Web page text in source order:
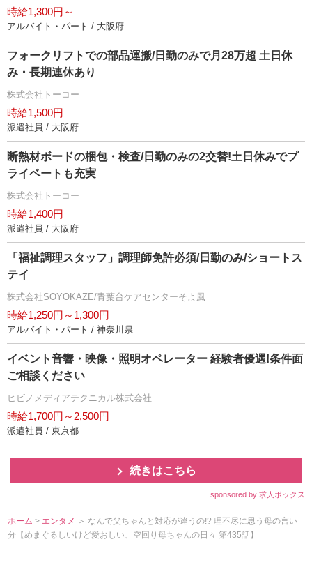
時給1,300円～
アルバイト・パート / 大阪府
フォークリフトでの部品運搬/日勤のみで月28万超 土日休
み・長期連休あり
株式会社トーコー
時給1,500円
派遣社員 / 大阪府
断熱材ボードの梱包・検査/日勤のみの2交替!土日休みでプ
ライベートも充実
株式会社トーコー
時給1,400円
派遣社員 / 大阪府
「福祉調理スタッフ」調理師免許必須/日勤のみ/ショートス
テイ
株式会社SOYOKAZE/青葉台ケアセンターそよ風
時給1,250円～1,300円
アルバイト・パート / 神奈川県
イベント音響・映像・照明オペレーター 経験者優遇!条件面
ご相談ください
ヒビノメディアテクニカル株式会社
時給1,700円～2,500円
派遣社員 / 東京都
続きはこちら
sponsored by 求人ボックス
ホーム > エンタメ ＞ なんで父ちゃんと対応が違うの!? 理不尽に思う母の言い
分【めまぐるしいけど愛おしい、空回り母ちゃんの日々 第435話】